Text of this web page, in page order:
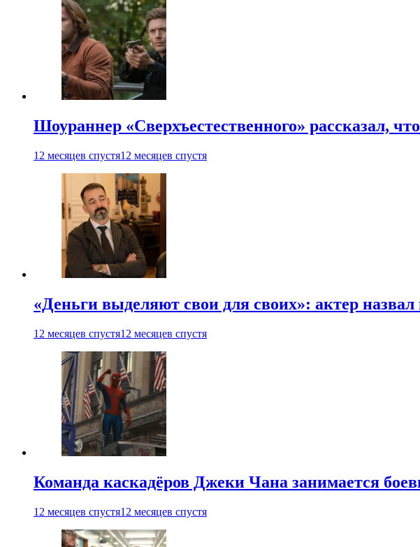
Шоураннер «Сверхъестественного» рассказал,
12 месяцев спустя12 месяцев спустя
«Деньги выделяют свои для своих»: актер
12 месяцев спустя12 месяцев спустя
Команда каскадёров Джеки Чана занимается
12 месяцев спустя12 месяцев спустя